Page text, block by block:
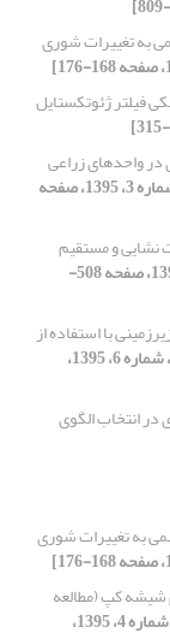
به تغییرات شوری
فیلتر ژئوتکستایل
در واحد‌های زراعی
[دوره 10، شماره 3، 1395، صفحه
و مستقیم
[دوره 10، شماره 4، 1395، صفحه 508-
با استفاده از
[دوره 10، شماره 6، 1395،
در انتخاب الگوی
به تغییرات شوری
شیشه کپ (مطالعه
[دوره 10، شماره 4، 1395،